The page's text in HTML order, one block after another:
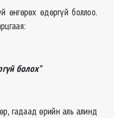
өнгөрөх өдөргүй боллоо.
болох"
гадаад өрийн аль алинд